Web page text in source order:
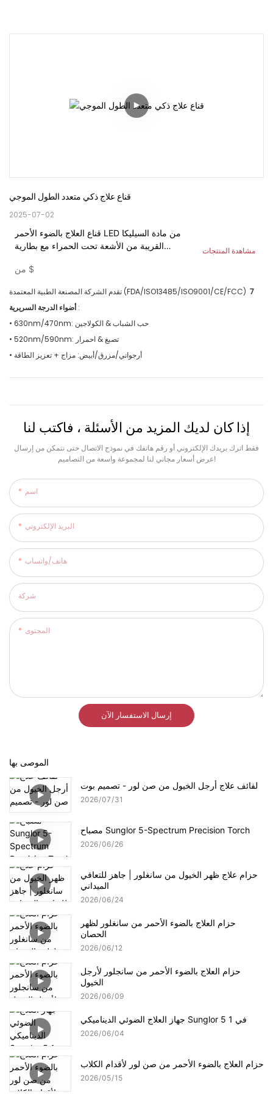
قناع علاج ذكي متعدد الطول الموجي
2025-07-02
قناع العلاج بالضوء الأحمر LED من مادة السيليكا
القريبة من الأشعة تحت الحمراء مع بطارية
$
مشاهدة المنتجات
تقدم الشركة المصنعة الطبية المعتمدة (FDA/ISO13485/ISO9001/CE/FCC) 7
:
• 630nm/470nm: حب الشباب & الكولاجين
• 520nm/590nm: تصبغ & احمرار
• أرجواني/مزرق/أبيض: مزاج + تعزيز الطاقة
إذا كان لديك المزيد من الأسئلة ، فاكتب لنا
فقط اترك بريدك الإلكتروني أو رقم هاتفك في نموذج الاتصال حتى نتمكن من إرسال
عرض أسعار مجاني لنا لمجموعة واسعة من التصاميم!
اسم
البريد الإلكتروني
هاتف/واتساب
شركة
المحتوى
إرسال الاستفسار الآن
الموصى بها
لفائف علاج أرجل الخيول من صن لور - تصميم بوت
2026 07 31
مصباح Sunglor 5-Spectrum Precision Torch
2026 06 26
حزام علاج ظهر الخيول من سانغلور | جاهز للتعافي
الميداني
2026 06 24
حزام العلاج بالضوء الأحمر من سانغلور لظهر
الحصان
2026 06 12
حزام العلاج بالضوء الأحمر من سانجلور لأرجل
الخيول
2026 06 09
جهاز العلاج الضوئي الديناميكي Sunglor 5 في 1
2026 06 04
حزام العلاج بالضوء الأحمر من صن لور لأقدام الكلاب
2026 05 15